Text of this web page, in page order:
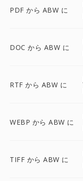
PDF から ABW に
DOC から ABW に
RTF から ABW に
WEBP から ABW に
TIFF から ABW に